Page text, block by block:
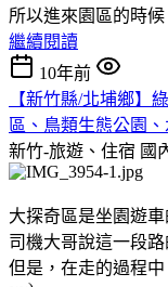
所以進來園區的時
繼續閱讀
10年前
【新竹縣/北埔鄉】
區、鳥類生態公園、
新竹-旅遊、住宿 國
大探奇區是坐園遊
司機大哥說這一段
但是，在走的過程